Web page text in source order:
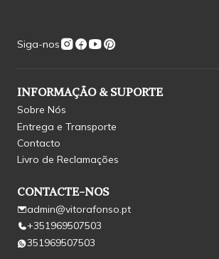
Siga-nos
INFORMAÇÃO & SUPORTE
Sobre Nós
Entrega e Transporte
Contacto
Livro de Reclamações
CONTACTE-NOS
admin@vitorafonso.pt
+351969507503
351969507503